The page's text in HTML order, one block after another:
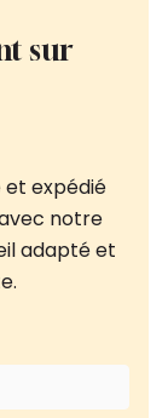
sur
et expédié
notre
adapté et